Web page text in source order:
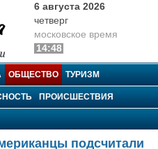
6 августа 2026
четверг
московское время
14:48
ОБЩЕСТВО ТУРИЗМ
ПРОИСШЕСТВИЯ
подсчитали